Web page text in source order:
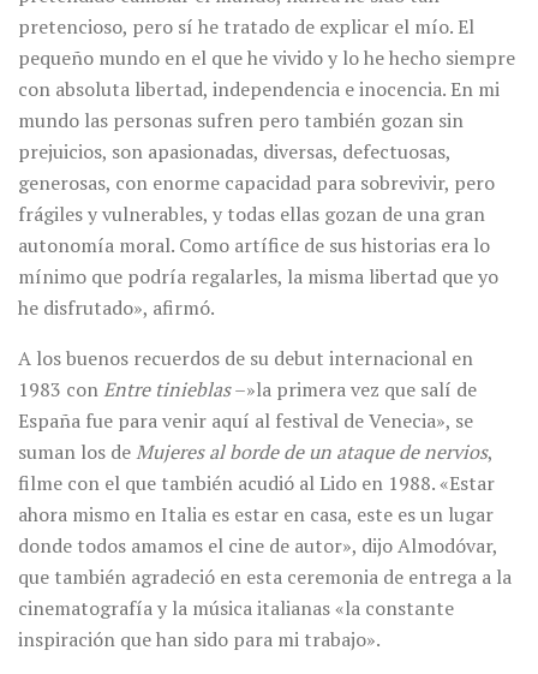
pretencioso, pero sí he tratado de explicar el mío. El
pequeño mundo en el que he vivido y lo he hecho siempre
con absoluta libertad, independencia e inocencia. En mi
mundo las personas sufren pero también gozan sin
prejuicios, son apasionadas, diversas, defectuosas,
generosas, con enorme capacidad para sobrevivir, pero
frágiles y vulnerables, y todas ellas gozan de una gran
autonomía moral. Como artífice de sus historias era lo
mínimo que podría regalarles, la misma libertad que yo
he disfrutado», afirmó.
A los buenos recuerdos de su debut internacional en
1983 conEntre tinieblas–»la primera vez que salí de
España fue para venir aquí al festival de Venecia», se
suman los deMujeres al borde de un ataque de nervios,
filme con el que también acudió al Lido en 1988. «Estar
ahora mismo en Italia es estar en casa, este es un lugar
donde todos amamos el cine de autor», dijo Almodóvar,
que también agradeció en esta ceremonia de entrega a la
cinematografía y la música italianas «la constante
inspiración que han sido para mi trabajo».